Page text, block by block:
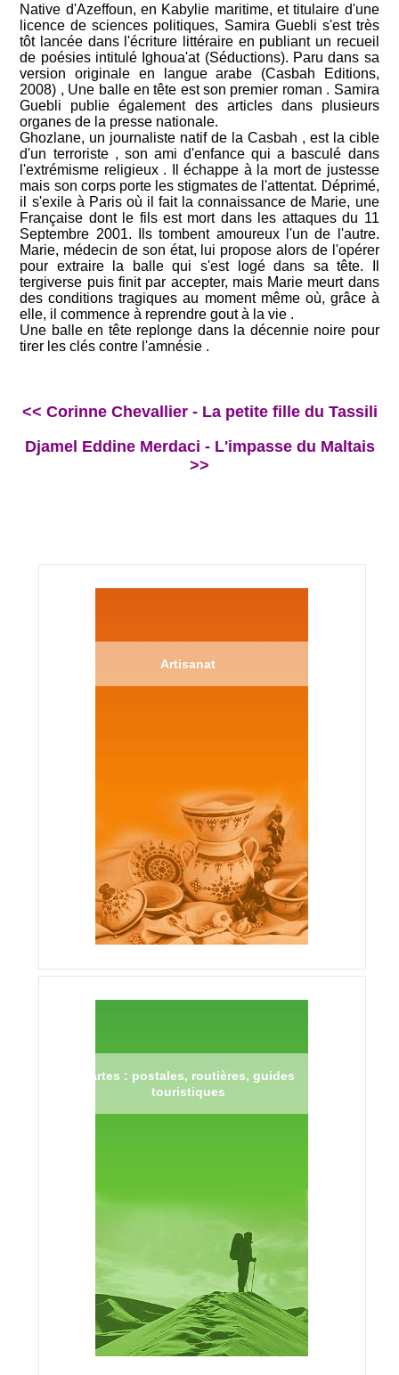
Native d'Azeffoun, en Kabylie maritime, et titulaire d'une
licence de sciences politiques, Samira Guebli s'est très
tôt lancée dans l'écriture littéraire en publiant un recueil
de poésies intitulé Ighoua'at (Séductions). Paru dans sa
version originale en langue arabe (Casbah Editions,
2008) , Une balle en tête est son premier roman . Samira
Guebli publie également des articles dans plusieurs
organes de la presse nationale.
Ghozlane, un journaliste natif de la Casbah , est la cible
d'un terroriste , son ami d'enfance qui a basculé dans
l'extrémisme religieux . Il échappe à la mort de justesse
mais son corps porte les stigmates de l'attentat. Déprimé,
il s'exile à Paris où il fait la connaissance de Marie, une
Française dont le fils est mort dans les attaques du 11
Septembre 2001. Ils tombent amoureux l'un de l'autre.
Marie, médecin de son état, lui propose alors de l'opérer
pour extraire la balle qui s'est logé dans sa tête. Il
tergiverse puis finit par accepter, mais Marie meurt dans
des conditions tragiques au moment même où, grâce à
elle, il commence à reprendre gout à la vie .
Une balle en tête replonge dans la décennie noire pour
tirer les clés contre l'amnésie .
<< Corinne Chevallier - La petite fille du Tassili
Djamel Eddine Merdaci - L'impasse du Maltais
>>
Artisanat
Cartes : postales, routières, guides
touristiques